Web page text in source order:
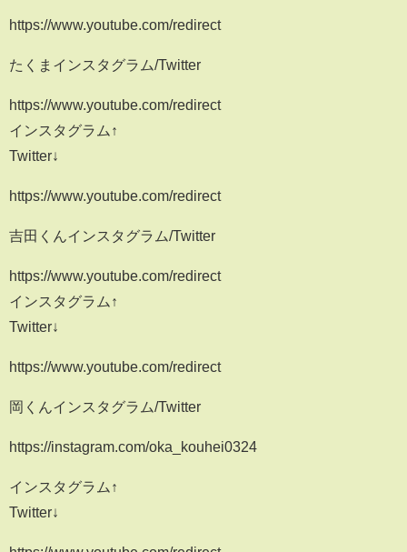
https://www.youtube.com/redirect
たくまインスタグラム/Twitter
https://www.youtube.com/redirect
インスタグラム↑
Twitter↓
https://www.youtube.com/redirect
吉田くんインスタグラム/Twitter
https://www.youtube.com/redirect
インスタグラム↑
Twitter↓
https://www.youtube.com/redirect
岡くんインスタグラム/Twitter
https://instagram.com/oka_kouhei0324
インスタグラム↑
Twitter↓